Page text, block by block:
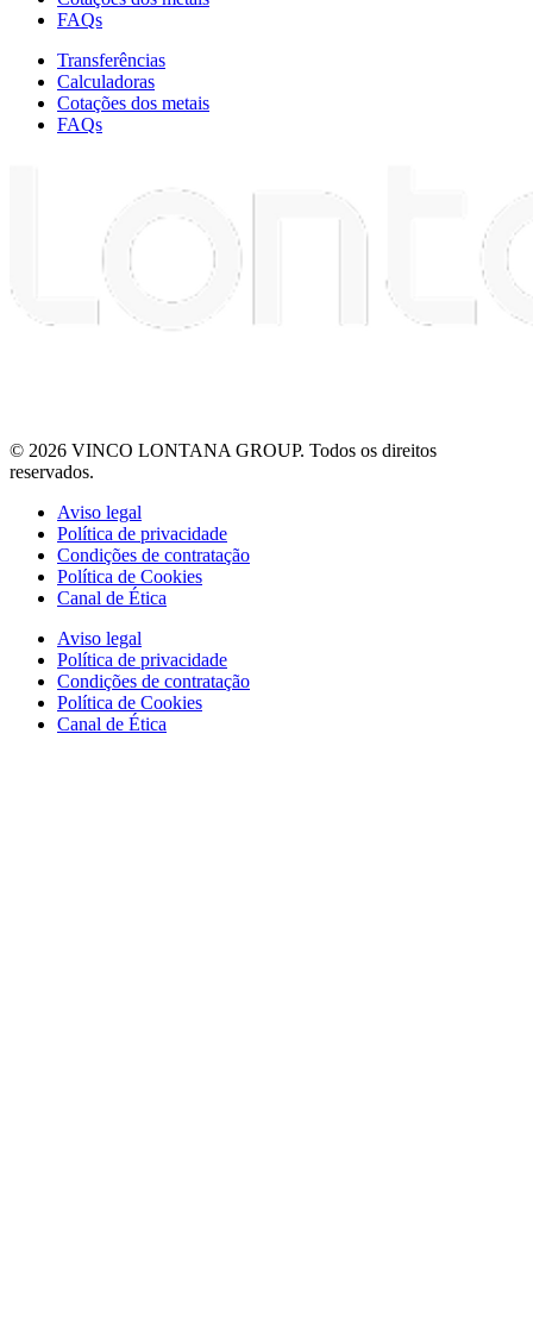
FAQs
Transferências
Calculadoras
Cotações dos metais
FAQs
© 2026 VINCO LONTANA GROUP. Todos os direitos
reservados.
Aviso legal
Política de privacidade
Condições de contratação
Política de Cookies
Canal de Ética
Aviso legal
Política de privacidade
Condições de contratação
Política de Cookies
Canal de Ética